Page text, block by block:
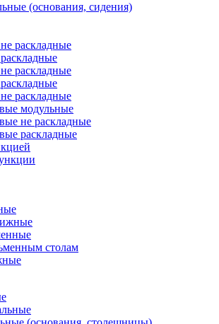
(основания, сидения)
раскладные
раскладные
раскладные
модульные
не раскладные
раскладные
столам